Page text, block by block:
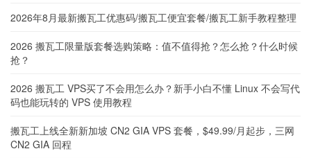
2026年8月最新搬瓦工优惠码/搬瓦工便宜套餐/搬瓦工新手教程整理
2026 搬瓦工限量版套餐选购策略：值不值得抢？怎么抢？什么时候
抢？
2026 搬瓦工 VPS买了不会用怎么办？新手小白不懂 Linux 不会写代
码也能玩转的 VPS 使用教程
搬瓦工上线全新新加坡 CN2 GIA VPS 套餐，$49.99/月起步，三网
CN2 GIA 回程